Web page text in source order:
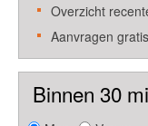
Overzicht
Aanvragen
Binnen 30